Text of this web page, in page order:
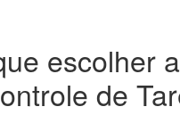
escolher
de